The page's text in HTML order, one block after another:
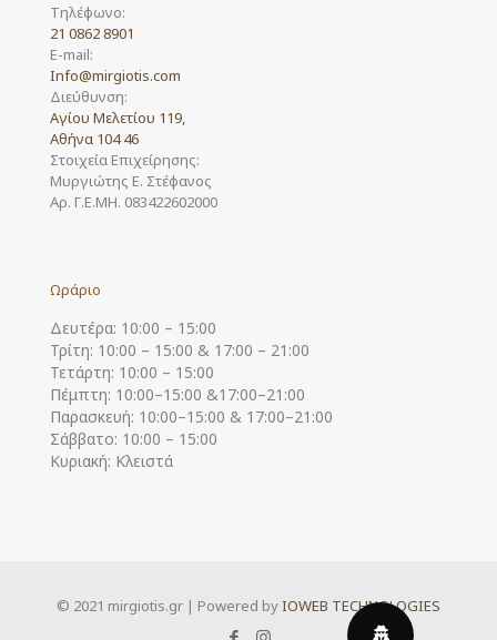
Τηλέφωνο:
21 0862 8901
E-mail:
Info@mirgiotis.com
Διεύθυνση:
Αγίου Μελετίου 119,
Αθήνα 104 46
Στοιχεία Επιχείρησης:
Μυργιώτης Ε. Στέφανος
Αρ. Γ.Ε.ΜΗ. 083422602000
Ωράριο
Δευτέρα: 10:00 – 15:00
Τρίτη: 10:00 – 15:00 & 17:00 – 21:00
Τετάρτη: 10:00 – 15:00
Πέμπτη: 10:00–15:00 &17:00–21:00
Παρασκευή: 10:00–15:00 & 17:00–21:00
Σάββατο: 10:00 – 15:00
Κυριακή: Κλειστά
© 2021 mirgiotis.gr | Powered byIOWEB TECHNOLOGIES